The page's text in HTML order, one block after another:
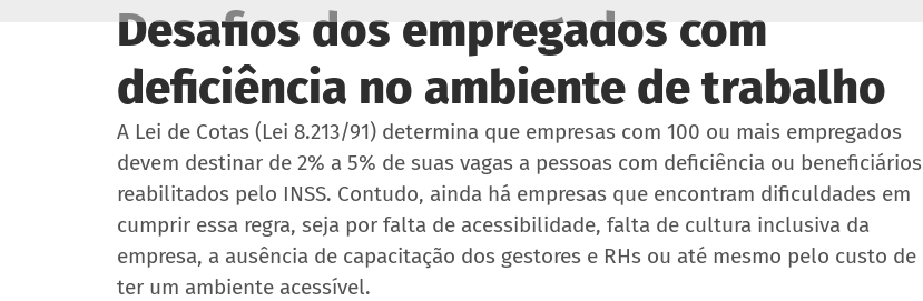
Desafios dos empregados com
deficiência no ambiente de trabalho
A Lei de Cotas (Lei 8.213/91) determina que empresas com 100 ou mais empregados
devem destinar de 2% a 5% de suas vagas a pessoas com deficiência ou beneficiários
reabilitados pelo INSS. Contudo, ainda há empresas que encontram dificuldades em
cumprir essa regra, seja por falta de acessibilidade, falta de cultura inclusiva da
empresa, a ausência de capacitação dos gestores e RHs ou até mesmo pelo custo de
ter um ambiente acessível.